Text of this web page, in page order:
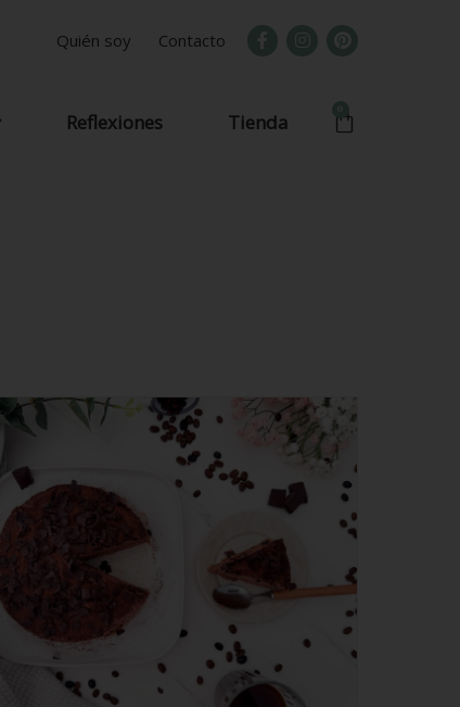
Quién soy Contacto
Reflexiones Tienda